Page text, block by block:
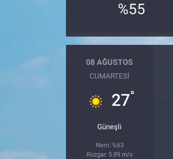
%55
08 AĞUSTOS
CUMARTESI
27°
Güneşli
Nem: %63
Rüzgar: 5.89 m/s